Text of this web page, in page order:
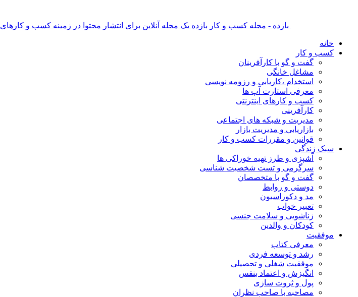
بازده - مجله کسب و کار بازده یک مجله آنلاین برای انتشار محتوا در زمینه کسب و
خانه
کسب و کار
گفت و گو با کارآفرینان
مشاغل خانگی
استخدام ،کاریابی و رزومه نویسی
معرفی استارت آپ ها
کسب و کارهای اینترنتی
کارآفرینی
مدیریت و شبکه های اجتماعی
بازاریابی و مدیریت بازار
قوانین و مقررات کسب و کار
سبک زندگی
آشپزی و طرز تهیه خوراکی ها
سرگرمی و تست شخصیت شناسی
گفت و گو با متخصصان
دوستی و روابط
مد و دکوراسیون
تعبیر خواب
زناشویی و سلامت جنسی
کودکان و والدین
موفقیت
معرفی کتاب
رشد و توسعه فردی
موفقیت شغلی و تحصیلی
انگیزش و اعتماد بنفس
پول و ثروت سازی
مصاحبه با صاحب نظران